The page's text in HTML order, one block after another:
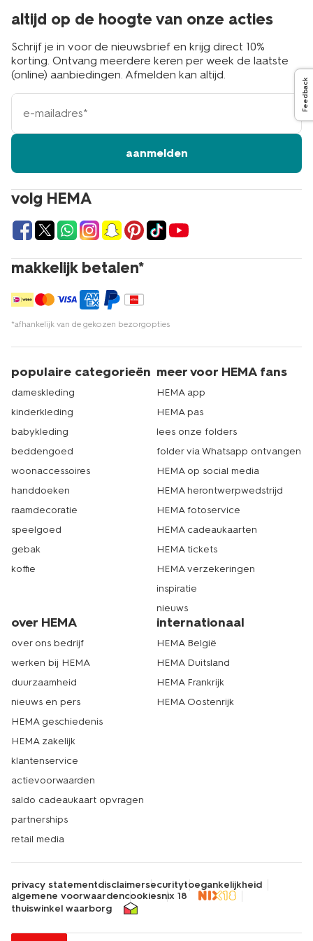
volg HEMA
makkelijk betalen*
*afhankelijk van de gekozen bezorgopties
altijd op de hoogte van onze acties
Schrijf je in voor de nieuwsbrief en krijg direct 10%
korting. Ontvang meerdere keren per week de laatste
(online) aanbiedingen. Afmelden kan altijd.
e-
mailadres
aanmelden
populaire categorieën
dameskleding
kinderkleding
babykleding
beddengoed
woonaccessoires
handdoeken
raamdecoratie
speelgoed
gebak
koffie
meer voor HEMA fans
HEMA app
HEMA pas
lees onze folders
folder via Whatsapp ontvangen
HEMA op social media
HEMA herontwerpwedstrijd
HEMA fotoservice
HEMA cadeaukaarten
HEMA tickets
HEMA verzekeringen
inspiratie
nieuws
over HEMA
over ons bedrijf
werken bij HEMA
duurzaamheid
nieuws en pers
HEMA geschiedenis
HEMA zakelijk
klantenservice
actievoorwaarden
saldo cadeaukaart opvragen
partnerships
retail media
internationaal
HEMA België
HEMA Duitsland
HEMA Frankrijk
HEMA Oostenrijk
privacy statementdisclaimersecuritytoegankelijkheid
algemene voorwaardencookiesnix 18
thuiswinkel waarborg
Feedback